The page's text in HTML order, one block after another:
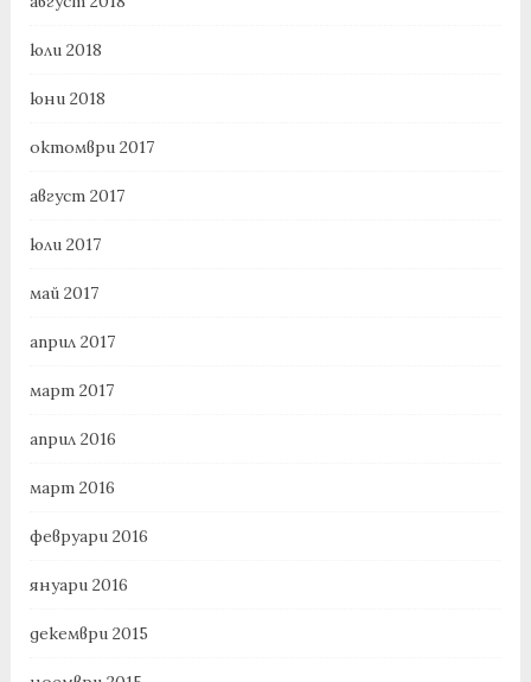
юли 2018
юни 2018
октомври 2017
август 2017
юли 2017
май 2017
април 2017
март 2017
април 2016
март 2016
февруари 2016
януари 2016
декември 2015